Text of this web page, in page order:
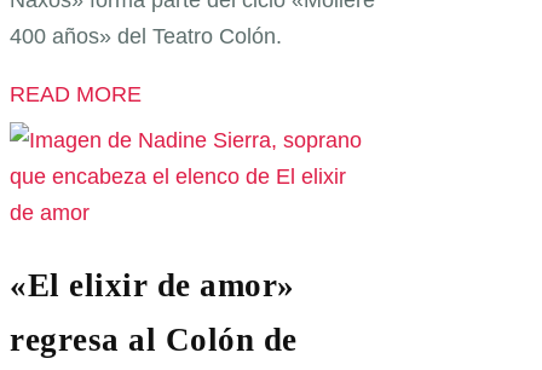
400 años» del Teatro Colón.
READ MORE
«El elixir de amor»
regresa al Colón de